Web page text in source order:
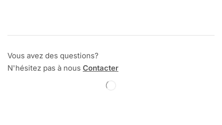
Vous avez des questions?
N'hésitez pas à nous Contacter